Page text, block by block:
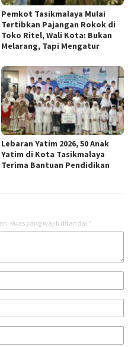
Pemkot Tasikmalaya Mulai
Tertibkan Pajangan Rokok di
Toko Ritel, Wali Kota: Bukan
Melarang, Tapi Mengatur
Lebaran Yatim 2026, 50 Anak
Yatim di Kota Tasikmalaya
Terima Bantuan Pendidikan
Ruas yang wajib ditandai *